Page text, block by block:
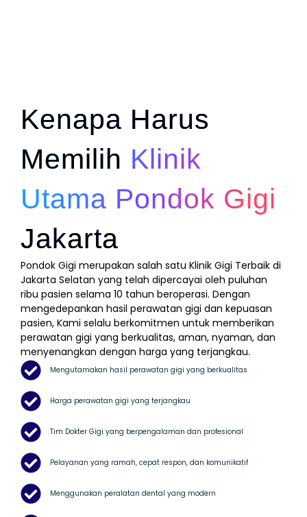
Kenapa Harus
Memilih Klinik
Utama Pondok Gigi
Jakarta
Pondok Gigi merupakan salah satu Klinik Gigi Terbaik di
Jakarta Selatan yang telah dipercayai oleh puluhan
ribu pasien selama 10 tahun beroperasi. Dengan
mengedepankan hasil perawatan gigi dan kepuasan
pasien, Kami selalu berkomitmen untuk memberikan
perawatan gigi yang berkualitas, aman, nyaman, dan
menyenangkan dengan harga yang terjangkau.
Mengutamakan hasil perawatan gigi yang berkualitas
Harga perawatan gigi yang terjangkau
Tim Dokter Gigi yang berpengalaman dan profesional
Pelayanan yang ramah, cepat respon, dan komunikatif
Menggunakan peralatan dental yang modern